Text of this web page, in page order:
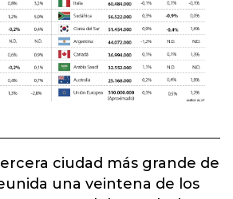
ciudad más grande de
una veintena de los